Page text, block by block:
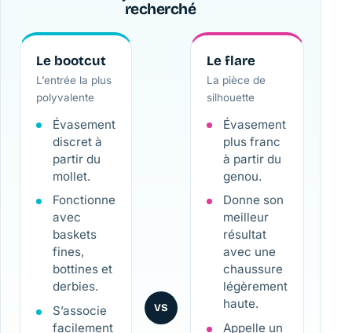
recherché
Le bootcut
L’entrée la plus
polyvalente
Évasement
discret à
partir du
mollet.
Fonctionne
avec
baskets
fines,
bottines et
derbies.
S’associe
facilement
VS
Le flare
La pièce de
silhouette
Évasement
plus franc
à partir du
genou.
Donne son
meilleur
résultat
avec une
chaussure
légèrement
haute.
Appelle un